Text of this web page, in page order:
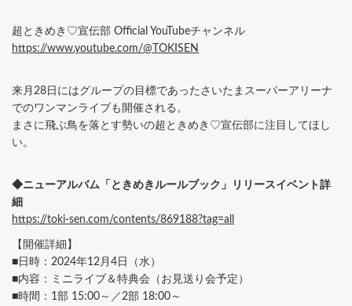
超ときめき♡宣伝部 Official YouTubeチャンネル
https://www.youtube.com/@TOKISEN
来月28日にはグループの目標であったさいたまスーパーアリーナ
でのワンマンライブも開催される。
まさに飛ぶ鳥を落とす勢いの超ときめき♡宣伝部に注目してほし
い。
◆ニューアルバム「ときめきルールブック」リリースイベント詳
細
https://toki-sen.com/contents/869188?tag=all
【開催詳細】
■日時：2024年12月4日（水）
■内容：ミニライブ＆特典会（お見送り会予定）
■時間：1部 15:00～／2部 18:00～